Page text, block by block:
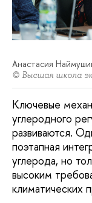
Анастасия
© Высшая школа
Ключевые
углеродного
развиваются.
поэтапная
углерода, но
высоким
климатических